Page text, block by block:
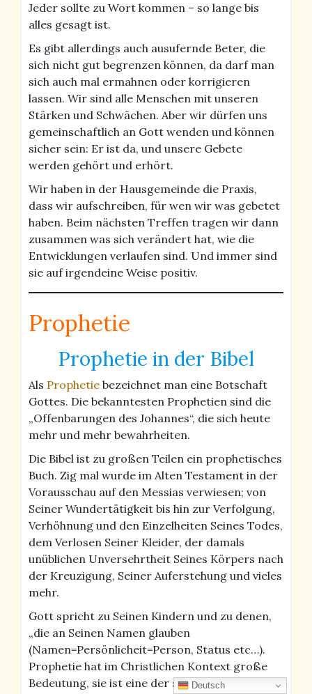
Jeder sollte zu Wort kommen – so lange bis
alles gesagt ist.
Es gibt allerdings auch ausufernde Beter, die
sich nicht gut begrenzen können, da darf man
sich auch mal ermahnen oder korrigieren
lassen. Wir sind alle Menschen mit unseren
Stärken und Schwächen. Aber wir dürfen uns
gemeinschaftlich an Gott wenden und können
sicher sein: Er ist da, und unsere Gebete
werden gehört und erhört.
Wir haben in der Hausgemeinde die Praxis,
dass wir aufschreiben, für wen wir was gebetet
haben. Beim nächsten Treffen tragen wir dann
zusammen was sich verändert hat, wie die
Entwicklungen verlaufen sind. Und immer sind
sie auf irgendeine Weise positiv.
Prophetie
Prophetie in der Bibel
Als Prophetie bezeichnet man eine Botschaft
Gottes. Die bekanntesten Prophetien sind die
„Offenbarungen des Johannes“, die sich heute
mehr und mehr bewahrheiten.
Die Bibel ist zu großen Teilen ein prophetisches
Buch. Zig mal wurde im Alten Testament in der
Vorausschau auf den Messias verwiesen; von
Seiner Wundertätigkeit bis hin zur Verfolgung,
Verhöhnung und den Einzelheiten Seines Todes,
dem Verlosen Seiner Kleider, der damals
unüblichen Unversehrtheit Seines Körpers nach
der Kreuzigung, Seiner Auferstehung und vieles
mehr.
Gott spricht zu Seinen Kindern und zu denen,
„die an Seinen Namen glauben
(Namen=Persönlicheit=Person, Status etc…).
Prophetie hat im Christlichen Kontext große
Bedeutung, sie ist eine der siebenGeistesgaben
Deutsch